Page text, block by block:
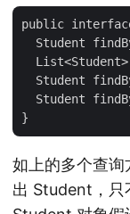
public
Student
Student
Student
如上的多个查
出 Student，只